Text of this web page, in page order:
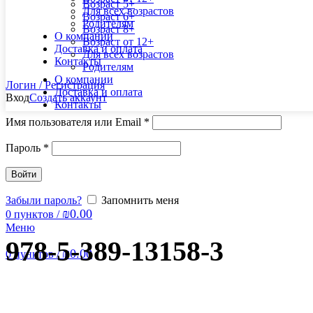
Для всех возрастов
Родителям
О компании
Доставка и оплата
Контакты
Логин / Регистрация
ВходСоздать аккаунт
Имя пользователя или Email *
Пароль *
Войти
Забыли пароль?
Запомнить меня
0 пунктов / ₪0.00
Меню
0пунктов / ₪0.00
Возраст 5+
Возраст 6+
Возраст 8+
Возраст от 12+
Для всех возрастов
Родителям
О компании
Доставка и оплата
Контакты
978-5-389-13158-3